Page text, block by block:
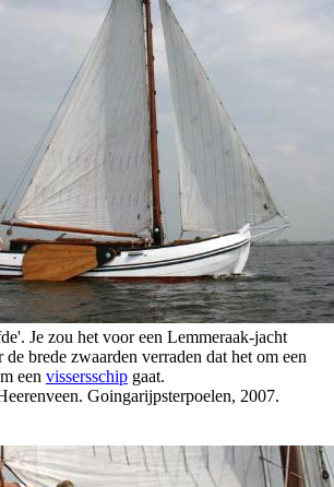
Je zou het voor een Lemmeraak-jacht
brede zwaarden verraden dat het om een
een vissersschip gaat.
Goingarijpsterpoelen, 2007.